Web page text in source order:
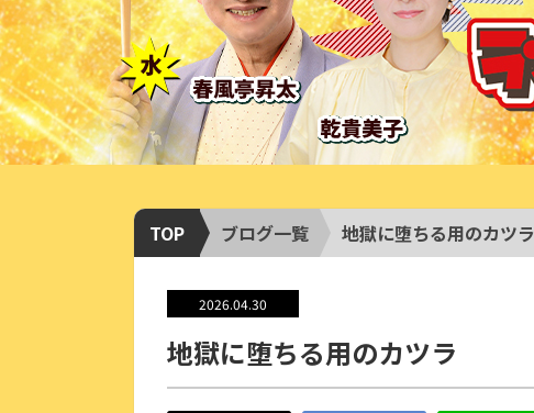
TOP ブログ一覧 地獄に堕ちる用のカツラ
2026.04.30
地獄に堕ちる用のカツラ